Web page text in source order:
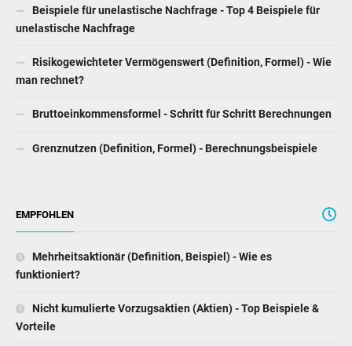
Beispiele für unelastische Nachfrage - Top 4 Beispiele für
unelastische Nachfrage
Risikogewichteter Vermögenswert (Definition, Formel) - Wie
man rechnet?
Bruttoeinkommensformel - Schritt für Schritt Berechnungen
Grenznutzen (Definition, Formel) - Berechnungsbeispiele
EMPFOHLEN
Mehrheitsaktionär (Definition, Beispiel) - Wie es
funktioniert?
Nicht kumulierte Vorzugsaktien (Aktien) - Top Beispiele &
Vorteile